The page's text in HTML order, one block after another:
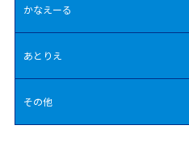
かなえーる
あとりえ
その他